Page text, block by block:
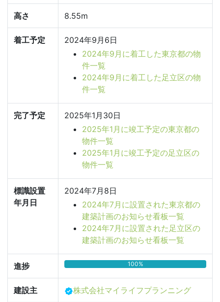
高さ 8.55m
着工予定
2024年9月6日
2024年9月に着工した東京都の物
件一覧
2024年9月に着工した足立区の物
件一覧
完了予定
2025年1月30日
2025年1月に竣工予定の東京都の
物件一覧
2025年1月に竣工予定の足立区の
物件一覧
標識設置
年月日
2024年7月8日
2024年7月に設置された東京都の
建築計画のお知らせ看板一覧
2024年7月に設置された足立区の
建築計画のお知らせ看板一覧
進捗 100%
建設主 株式会社マイライフプランニング